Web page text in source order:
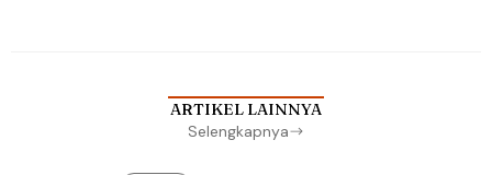
ARTIKEL LAINNYA
Selengkapnya